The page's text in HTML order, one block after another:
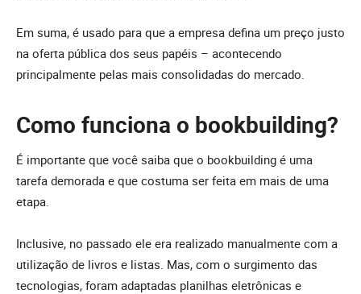
Em suma, é usado para que a empresa defina um preço justo
na oferta pública dos seus papéis – acontecendo
principalmente pelas mais consolidadas do mercado.
Como funciona o bookbuilding?
É importante que você saiba que o bookbuilding é uma
tarefa demorada e que costuma ser feita em mais de uma
etapa.
Inclusive, no passado ele era realizado manualmente com a
utilização de livros e listas. Mas, com o surgimento das
tecnologias, foram adaptadas planilhas eletrônicas e